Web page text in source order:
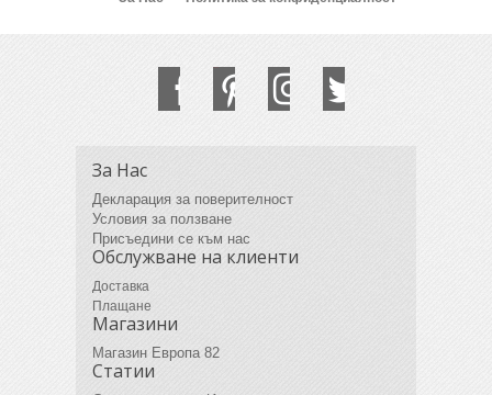
За Нас
Декларация за поверителност
Условия за ползване
Присъедини се към нас
Обслужване на клиенти
Доставка
Плащане
Магазини
Магазин Европа 82
Статии